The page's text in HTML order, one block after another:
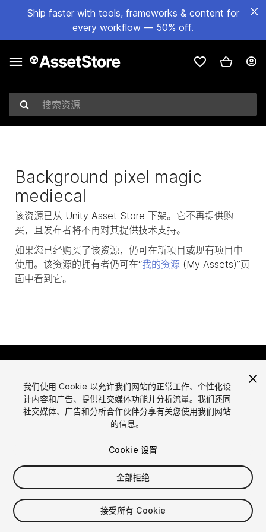
Ship faster with tools, frameworks & content for
every workflow — 50% off.
搜索资源
Background pixel magic
mediecal
该资源已从 Unity Asset Store 下架。它不再提供购
买，且发布者将不再对其提供技术支持。
如果您已经购买了该资源，仍可在新项目或现有项目中
使用。该资源的拥有者仍可在“我的资源 (My Assets)”页
面中看到它。
简体中文
한국어
通过Unity出售资源
出售资源
资源上传指南
资源商店工具
常见问题
我们使用 Cookie 以允许我们网站的正常工作、个性化设
计内容和广告、提供社交媒体功能并分析流量。我们还同
社交媒体、广告和分析合作伙伴分享有关您使用我们网站
的信息。
Cookie 设置
全部拒绝
接受所有 Cookie